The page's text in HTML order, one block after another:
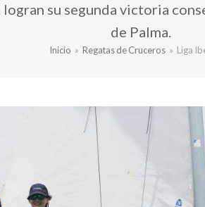
su segunda victoria
de Palma.
Inicio » Regatas de Cruceros » Liga